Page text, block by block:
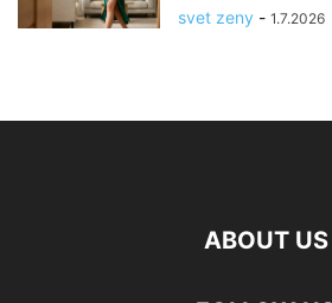
svet zeny - 1.7.2026
ABOUT US